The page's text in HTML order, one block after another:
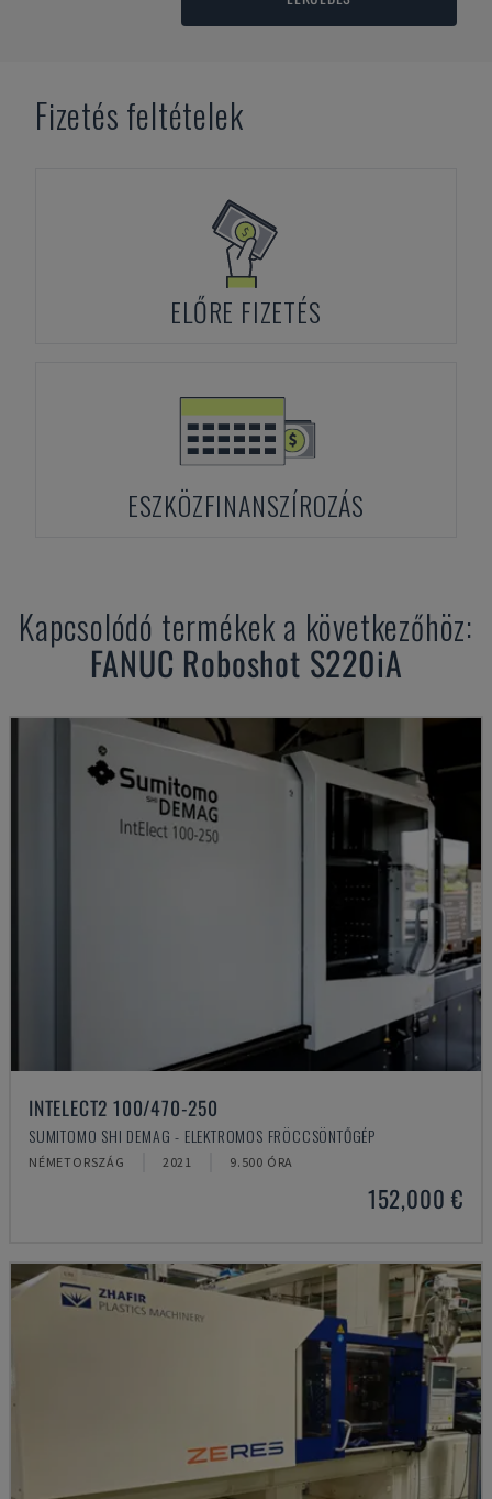
Fizetés feltételek
ELŐRE FIZETÉS
ESZKÖZFINANSZÍROZÁS
Kapcsolódó termékek a következőhöz:
FANUC Roboshot S220iA
INTELECT2 100/470-250
SUMITOMO SHI DEMAG - ELEKTROMOS FRÖCCSÖNTŐGÉP
NÉMETORSZÁG 2021 9.500 ÓRA
152,000 €